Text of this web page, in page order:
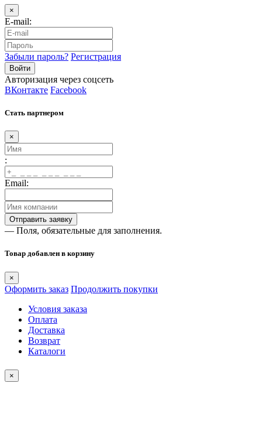
×
E-mail:
Забыли пароль? Регистрация
Авторизация через соцсеть
ВКонтакте Facebook
Стать партнером
×
:
Email:
— Поля, обязательные для заполнения.
Товар добавлен в корзину
×
Оформить заказ Продолжить покупки
Условия заказа
Оплата
Доставка
Возврат
Каталоги
×